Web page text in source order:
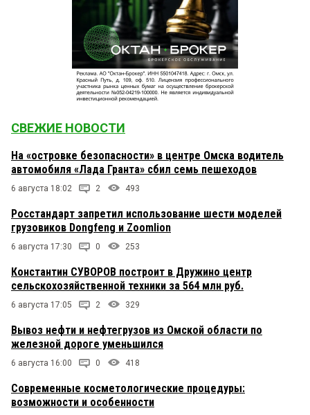
СВЕЖИЕ НОВОСТИ
На «островке безопасности» в центре Омска водитель
автомобиля «Лада Гранта» сбил семь пешеходов
6 августа 18:02 2 493
Росстандарт запретил использование шести моделей
грузовиков Dongfeng и Zoomlion
6 августа 17:30 0 253
Константин СУВОРОВ построит в Дружино центр
сельскохозяйственной техники за 564 млн руб.
6 августа 17:05 2 329
Вывоз нефти и нефтегрузов из Омской области по
железной дороге уменьшился
6 августа 16:00 0 418
Современные косметологические процедуры:
возможности и особенности